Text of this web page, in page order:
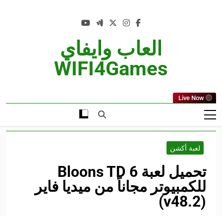
العاب وايفاي
WIFI4Games
Live Now
لعبة أكشن
تحميل لعبة Bloons TD 6
للكمبيوتر مجاناً من ميديا فاير
(v48.2)